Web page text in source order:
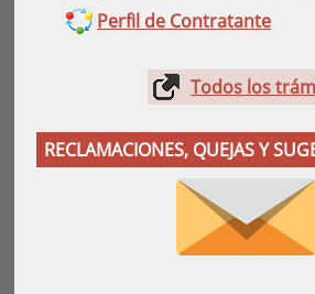
Perfil de Contratante
Todos los
RECLAMACIONES, QUEJAS Y